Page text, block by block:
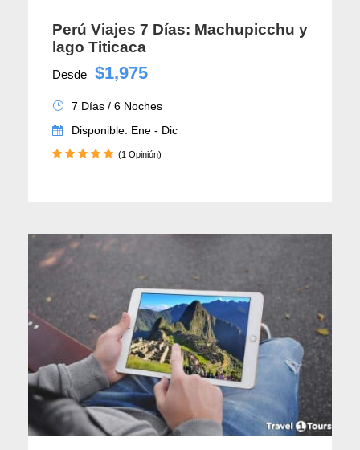
Perú Viajes 7 Días: Machupicchu y
lago Titicaca
Desde $1,975
7 Días / 6 Noches
Disponible: Ene - Dic
(1 Opinión)